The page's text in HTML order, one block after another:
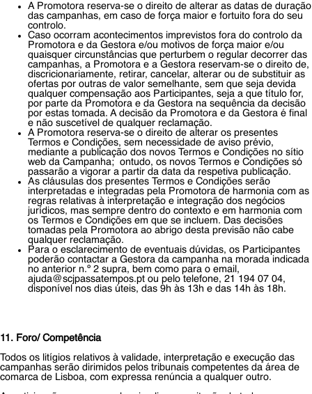
A Promotora reserva-se o direito de alterar as datas de duração
das campanhas, em caso de força maior e fortuito fora do seu
controlo.
Caso ocorram acontecimentos imprevistos fora do controlo da
Promotora e da Gestora e/ou motivos de força maior e/ou
quaisquer circunstâncias que perturbem o regular decorrer das
campanhas, a Promotora e a Gestora reservam-se o direito de,
discricionariamente, retirar, cancelar, alterar ou de substituir as
ofertas por outras de valor semelhante, sem que seja devida
qualquer compensação aos Participantes, seja a que título for,
por parte da Promotora e da Gestora na sequência da decisão
por estas tomada. A decisão da Promotora e da Gestora é final
e não suscetível de qualquer reclamação.
A Promotora reserva-se o direito de alterar os presentes
Termos e Condições, sem necessidade de aviso prévio,
mediante a publicação dos novos Termos e Condições no sítio
web da Campanha; ontudo, os novos Termos e Condições só
passarão a vigorar a partir da data da respetiva publicação.
As cláusulas dos presentes Termos e Condições serão
interpretadas e integradas pela Promotora de harmonia com as
regras relativas à interpretação e integração dos negócios
jurídicos, mas sempre dentro do contexto e em harmonia com
os Termos e Condições em que se incluem. Das decisões
tomadas pela Promotora ao abrigo desta previsão não cabe
qualquer reclamação.
Para o esclarecimento de eventuais dúvidas, os Participantes
poderão contactar a Gestora da campanha na morada indicada
no anterior n.º 2 supra, bem como para o email,
ajuda@scjpassatempos.pt ou pelo telefone, 21 194 07 04,
disponível nos dias úteis, das 9h às 13h e das 14h às 18h.
11. Foro/ Competência
Todos os litígios relativos à validade, interpretação e execução das
campanhas serão dirimidos pelos tribunais competentes da área de
comarca de Lisboa, com expressa renúncia a qualquer outro.